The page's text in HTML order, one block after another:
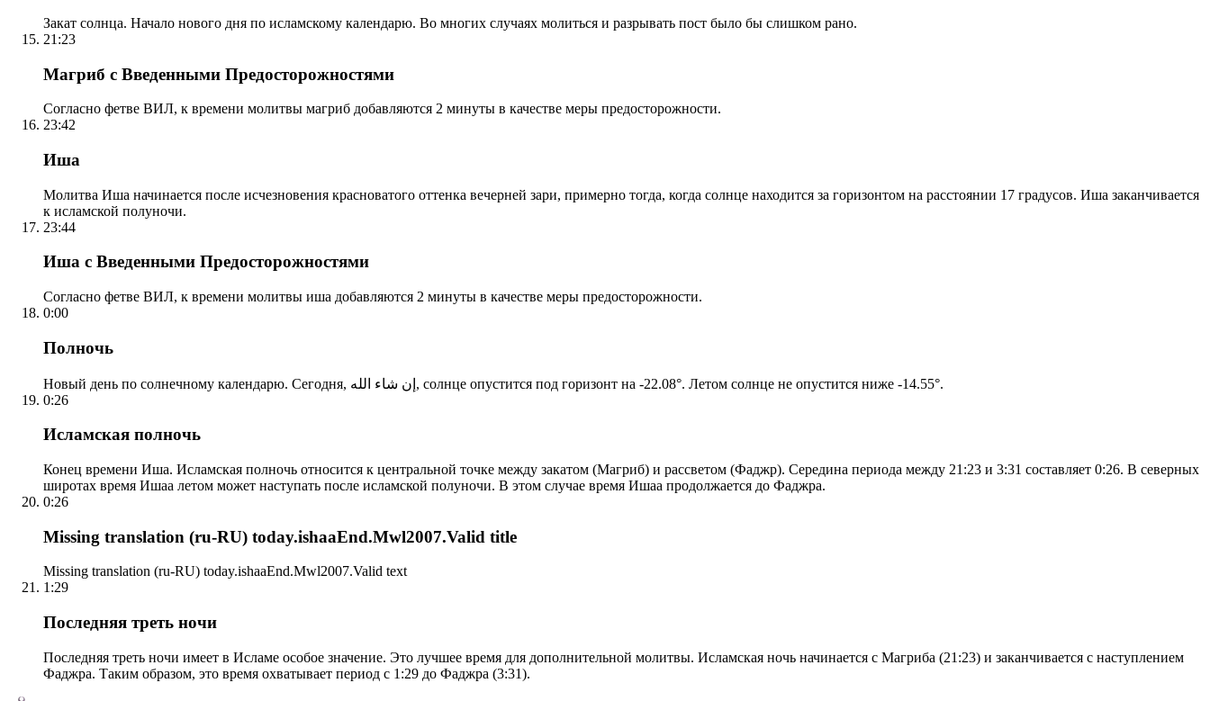
Закат солнца. Начало нового дня по исламскому календарю. Во многих случаях молиться и разрывать пост было бы слишком рано.
21:23
Магриб с Введенными Предосторожностями
Согласно фетве ВИЛ, к времени молитвы магриб добавляются 2 минуты в качестве меры предосторожности.
23:42
Иша
Молитва Иша начинается после исчезновения красноватого оттенка вечерней зари, примерно тогда, когда солнце находится за горизонтом на расстоянии 17 градусов. Иша заканчивается
к исламской полуночи.
23:44
Иша с Введенными Предосторожностями
Согласно фетве ВИЛ, к времени молитвы иша добавляются 2 минуты в качестве меры предосторожности.
0:00
Полночь
Новый день по солнечному календарю. Сегодня, إن شاء الله, солнце опустится под горизонт на -22.08°. Летом солнце не опустится ниже -14.55°.
0:26
Исламская полночь
Конец времени Иша. Исламская полночь относится к центральной точке между закатом (Магриб) и рассветом (Фаджр). Середина периода между 21:23 и 3:31 составляет 0:26. В северных
широтах время Ишаа летом может наступать после исламской полуночи. В этом случае время Ишаа продолжается до Фаджра.
0:26
Missing translation (ru-RU) today.ishaaEnd.Mwl2007.Valid title
Missing translation (ru-RU) today.ishaaEnd.Mwl2007.Valid text
1:29
Последняя треть ночи
Последняя треть ночи имеет в Исламе особое значение. Это лучшее время для дополнительной молитвы. Исламская ночь начинается с Магриба (21:23) и заканчивается с наступлением
Фаджра. Таким образом, это время охватывает период с 1:29 до Фаджра (3:31).